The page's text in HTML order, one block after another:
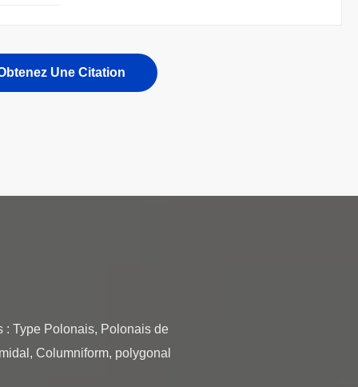
Une Citation
Type Polonais, Polonais de
Columniform, polygonal